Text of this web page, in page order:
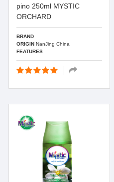
pino 250ml MYSTIC
ORCHARD
BRAND
ORIGINNanJing China
FEATURES